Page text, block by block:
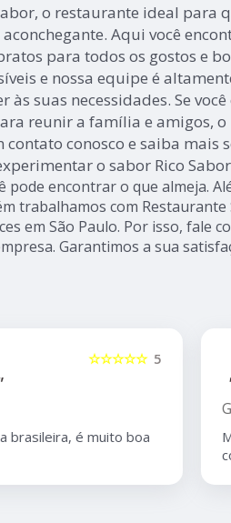
o restaurante ideal para
Aqui você
para todos os gostos e
e nossa equipe é
suas necessidades. Se você
reunir a família e amigos, o
contato conosco e saiba mais
o sabor Rico
pode encontrar o que almeja.
trabalhamos com Restaurante
em São Paulo. Por isso, fale
Garantimos a sua
5
☆☆☆☆☆
é muito boa
Muito